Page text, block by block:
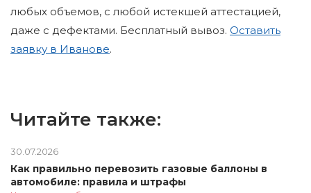
любых объемов, с любой истекшей аттестацией,
даже с дефектами. Бесплатный вывоз. Оставить
заявку в Иванове.
Читайте также:
30.07.2026
Как правильно перевозить газовые баллоны в
автомобиле: правила и штрафы